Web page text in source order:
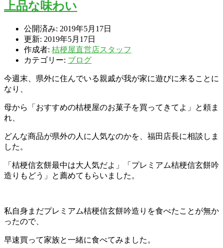
上品な味わい
公開済み: 2019年5月17日
更新: 2019年5月17日
作成者: 桔梗屋直営店スタッフ
カテゴリー: ブログ
今週末、県外に住んでいる親戚が我が家に遊びに来ることに
なり、
母から「おすすめの桔梗屋のお菓子を買ってきてよ」と頼ま
れ、
どんな商品が県外の人に人気なのかを、福田店長に相談しま
した。
「桔梗信玄餅最中は大人気だよ」「プレミアム桔梗信玄餅吟
造りもどう」と薦めてもらいました。
私自身まだプレミアム桔梗信玄餅吟造りを食べたことが無か
ったので、
早速買って家族と一緒に食べてみました。